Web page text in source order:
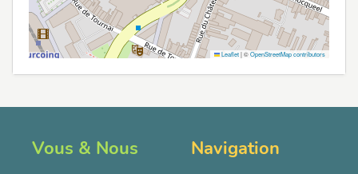
Leaflet|©OpenStreetMap contributors
Vous & Nous Navigation